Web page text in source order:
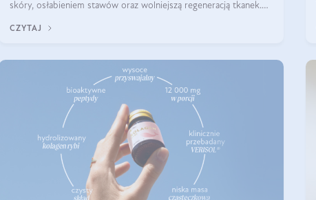
skóry, osłabieniem stawów oraz wolniejszą regeneracją tkanek.
skóry, bóle stawów, łamliwość paznokci oraz osłabienie włosów.
CZYTAJ